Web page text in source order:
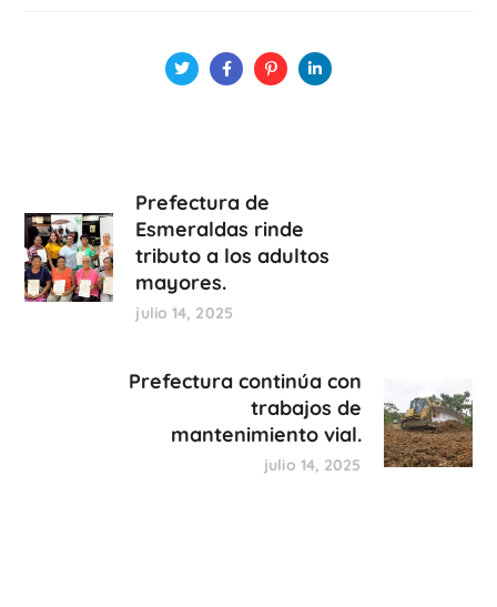
Prefectura de
Esmeraldas rinde
tributo a los adultos
mayores.
julio 14, 2025
Prefectura continúa con
trabajos de
mantenimiento vial.
julio 14, 2025